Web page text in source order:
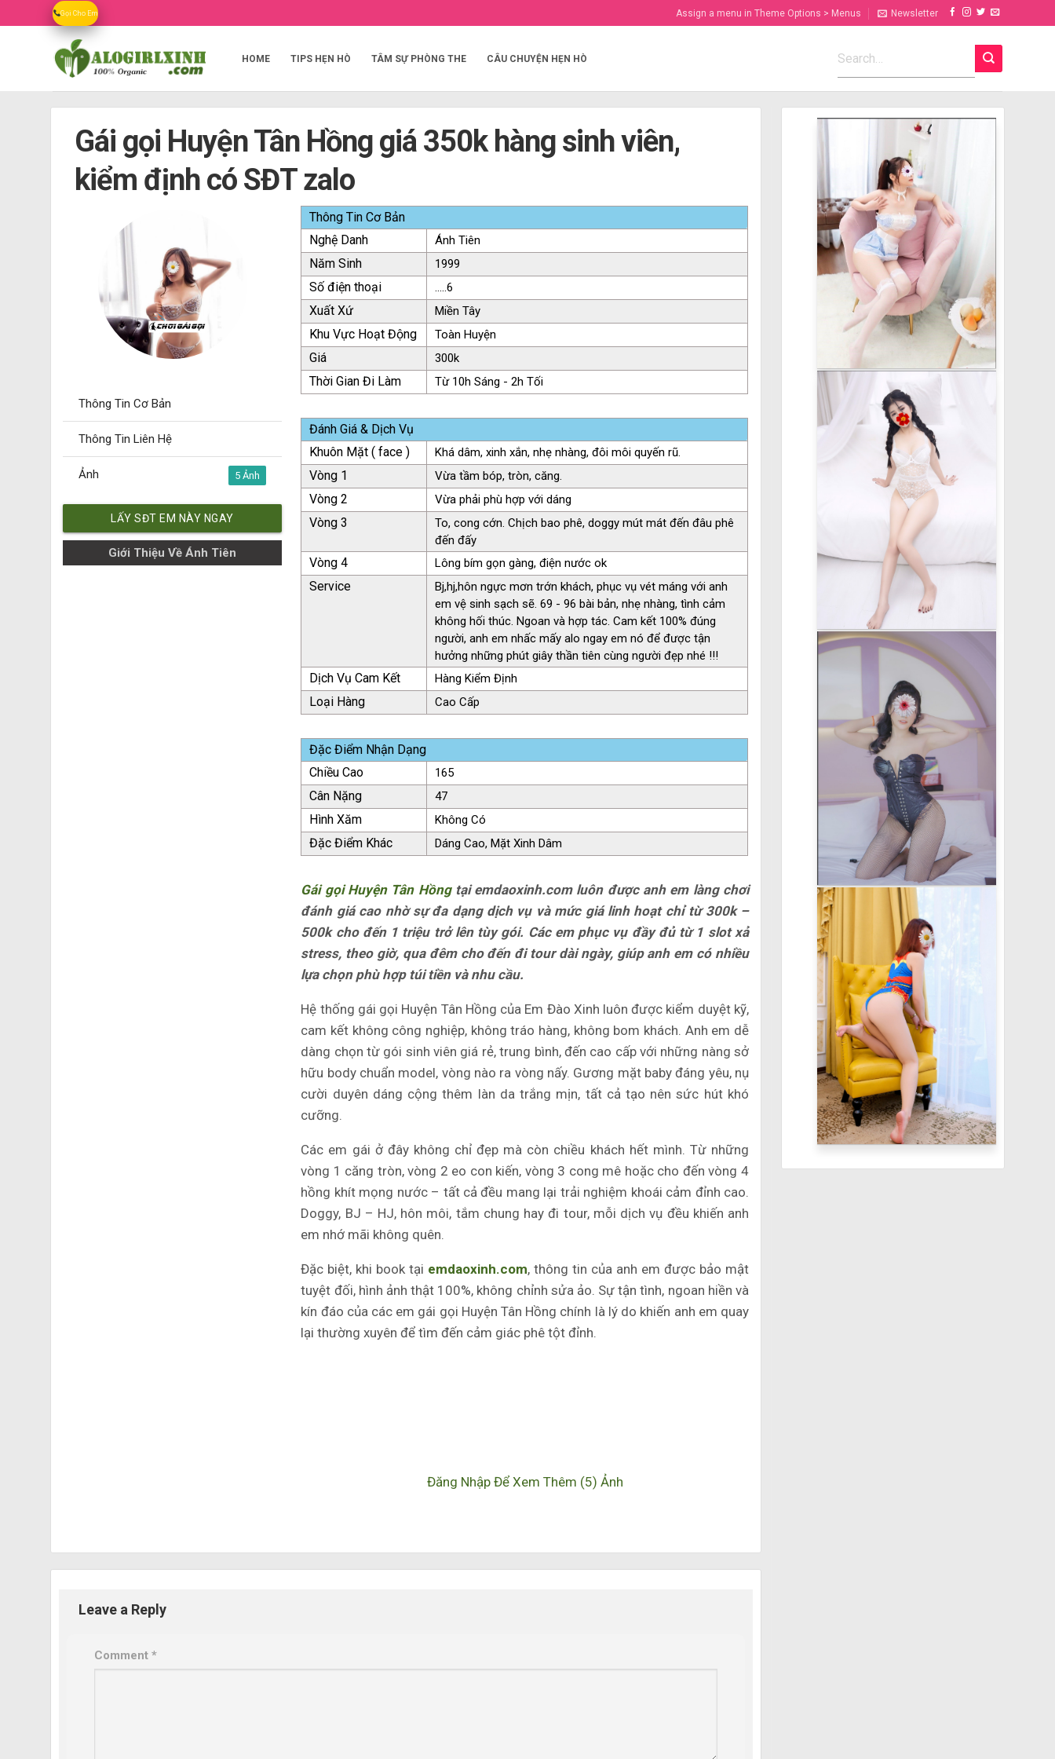
to
Gọi Cho Em Assign a menu in Theme Options > Menus Newsletter
HOME TIPS HẸN HÒ TÂM SỰ PHÒNG THE CÂU CHUYỆN HẸN HÒ
Gái gọi Huyện Tân Hồng giá 350k hàng sinh viên,
kiểm định có SĐT zalo
Thông Tin Cơ Bản
Thông Tin Liên Hệ
5
Ảnh
LẤY SĐT EM NÀY NGAY
Giới Thiệu Về Ánh Tiên
Thông Tin Cơ Bản
Nghệ Danh
Ánh Tiên
Năm Sinh 1999
Số điện thoại .....6
Xuất Xứ Miền Tây
Khu Vực Hoạt Động Toàn Huyện
Giá 300k
Thời Gian Đi Làm Từ 10h Sáng - 2h Tối
Đánh Giá & Dịch Vụ
Khuôn Mặt ( face )
Khá dâm, xinh xắn, nhẹ nhàng, đôi môi quyến rũ.
Vòng 1 Vừa tầm bóp, tròn, căng.
Vòng 2 Vừa phải phù hợp với dáng
Vòng 3
To, cong cớn. Chịch bao phê, doggy mút mát đến đâu phê
đến đấy
Vòng 4 Lông bím gọn gàng, điện nước ok
Service
Bj,hj,hôn ngực mơn trớn khách, phục vụ vét máng với anh
em vệ sinh sạch sẽ. 69 - 96 bài bản, nhẹ nhàng, tình cảm
không hối thúc. Ngoan và hợp tác. Cam kết 100% đúng
người, anh em nhấc mấy alo ngay em nó để được tận
hưởng những phút giây thần tiên cùng người đẹp nhé !!!
Dịch Vụ Cam Kết Hàng Kiểm Định
Loại Hàng Cao Cấp
Đặc Điểm Nhận Dạng
Chiều Cao
165
Cân Nặng 47
Hình Xăm Không Có
Đặc Điểm Khác Dáng Cao, Mặt Xinh Dâm
Gái gọi Huyện Tân Hồngtại emdaoxinh.com luôn được anh em làng chơi
đánh giá cao nhờ sự đa dạng dịch vụ và mức giá linh hoạt chỉ từ 300k –
500k cho đến 1 triệu trở lên tùy gói. Các em phục vụ đầy đủ từ 1 slot xả
stress, theo giờ, qua đêm cho đến đi tour dài ngày, giúp anh em có nhiều
lựa chọn phù hợp túi tiền và nhu cầu.
Hệ thống gái gọi Huyện Tân Hồng của Em Đào Xinh luôn được kiểm duyệt kỹ,
cam kết không công nghiệp, không tráo hàng, không bom khách. Anh em dễ
dàng chọn từ gói sinh viên giá rẻ, trung bình, đến cao cấp với những nàng sở
hữu body chuẩn model, vòng nào ra vòng nấy. Gương mặt baby đáng yêu, nụ
cười duyên dáng cộng thêm làn da trắng mịn, tất cả tạo nên sức hút khó
cưỡng.
Các em gái ở đây không chỉ đẹp mà còn chiều khách hết mình. Từ những
vòng 1 căng tròn, vòng 2 eo con kiến, vòng 3 cong mê hoặc cho đến vòng 4
hồng khít mọng nước – tất cả đều mang lại trải nghiệm khoái cảm đỉnh cao.
Doggy, BJ – HJ, hôn môi, tắm chung hay đi tour, mỗi dịch vụ đều khiến anh
em nhớ mãi không quên.
Đặc biệt, khi book tại emdaoxinh.com, thông tin của anh em được bảo mật
tuyệt đối, hình ảnh thật 100%, không chỉnh sửa ảo. Sự tận tình, ngoan hiền và
kín đáo của các em gái gọi Huyện Tân Hồng chính là lý do khiến anh em quay
lại thường xuyên để tìm đến cảm giác phê tột đỉnh.
Đăng Nhập Để Xem Thêm (5) Ảnh
Leave a Reply
Comment *